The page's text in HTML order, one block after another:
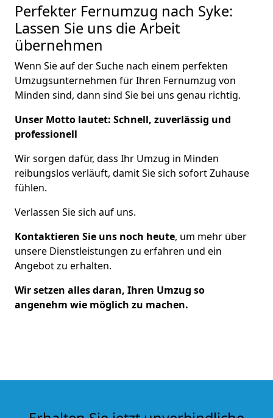
Perfekter Fernumzug nach Syke:
Lassen Sie uns die Arbeit
übernehmen
Wenn Sie auf der Suche nach einem perfekten
Umzugsunternehmen für Ihren Fernumzug von
Minden sind, dann sind Sie bei uns genau richtig.
Unser Motto lautet: Schnell, zuverlässig und
professionell
Wir sorgen dafür, dass Ihr Umzug in Minden
reibungslos verläuft, damit Sie sich sofort Zuhause
fühlen.
Verlassen Sie sich auf uns.
Kontaktieren Sie uns noch heute, um mehr über
unsere Dienstleistungen zu erfahren und ein
Angebot zu erhalten.
Wir setzen alles daran, Ihren Umzug so
angenehm wie möglich zu machen.